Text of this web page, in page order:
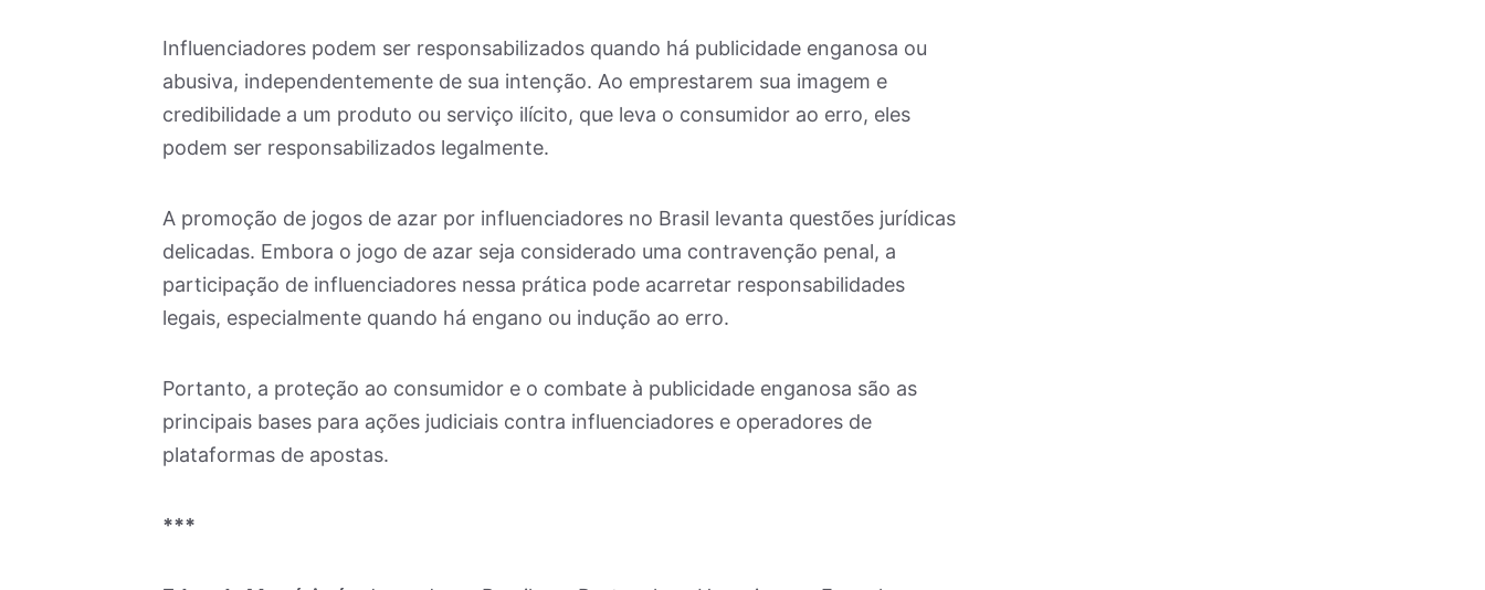
Influenciadores podem ser responsabilizados quando há publicidade enganosa ou
abusiva, independentemente de sua intenção. Ao emprestarem sua imagem e
credibilidade a um produto ou serviço ilícito, que leva o consumidor ao erro, eles
podem ser responsabilizados legalmente.
A promoção de jogos de azar por influenciadores no Brasil levanta questões jurídicas
delicadas. Embora o jogo de azar seja considerado uma contravenção penal, a
participação de influenciadores nessa prática pode acarretar responsabilidades
legais, especialmente quando há engano ou indução ao erro.
Portanto, a proteção ao consumidor e o combate à publicidade enganosa são as
principais bases para ações judiciais contra influenciadores e operadores de
plataformas de apostas.
***